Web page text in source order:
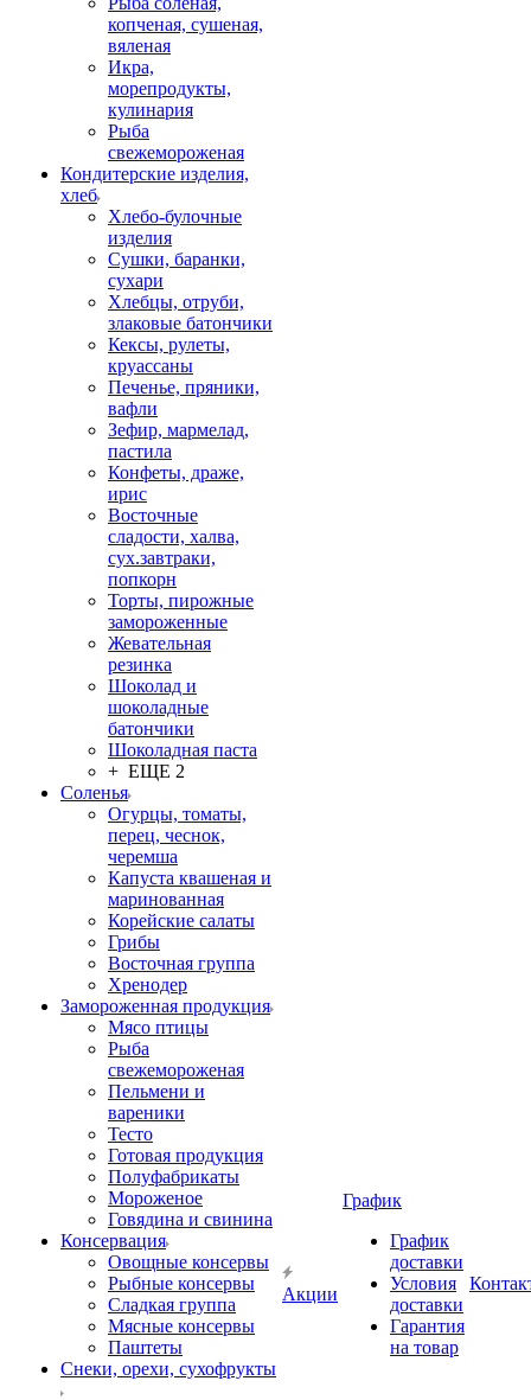
копченая, сушеная,
вяленая
Икра,
морепродукты,
кулинария
Рыба
свежемороженая
Кондитерские изделия,
хлеб
Хлебо-булочные
изделия
Сушки, баранки,
сухари
Хлебцы, отруби,
злаковые батончики
Кексы, рулеты,
круассаны
Печенье, пряники,
вафли
Зефир, мармелад,
пастила
Конфеты, драже,
ирис
Восточные
сладости, халва,
сух.завтраки,
попкорн
Торты, пирожные
замороженные
Жевательная
резинка
Шоколад и
шоколадные
батончики
Шоколадная паста
+ ЕЩЕ 2
Соленья
Огурцы, томаты,
перец, чеснок,
черемша
Капуста квашеная и
маринованная
Корейские салаты
Грибы
Восточная группа
Хренодер
Замороженная продукция
Мясо птицы
Рыба
свежемороженая
Пельмени и
вареники
Тесто
Готовая продукция
Полуфабрикаты
Мороженое
Говядина и свинина
Консервация
Овощные консервы
Рыбные консервы
Сладкая группа
Мясные консервы
Паштеты
Снеки, орехи, сухофрукты
Акции
График
График
доставки
Условия
доставки
Гарантия
на товар